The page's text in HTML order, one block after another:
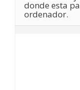
donde esta
ordenador.